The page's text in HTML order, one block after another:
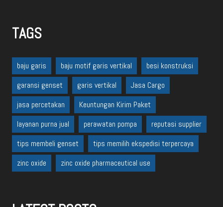
TAGS
baju garis baju motif garis vertikal
besi konstruksi
garansi genset
garis vertikal
Jasa Cargo
jasa percetakan
Keuntungan Kirim Paket
layanan purna jual
perawatan pompa
reputasi supplier
tips membeli genset
tips memilih ekspedisi terpercaya
zinc oxide
zinc oxide pharmaceutical use